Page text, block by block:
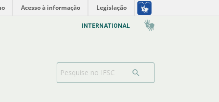
Acesso à informação Legislação
INTERNATIONAL